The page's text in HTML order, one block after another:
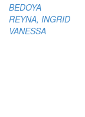
BEDOYA
REYNA, INGRID
VANESSA